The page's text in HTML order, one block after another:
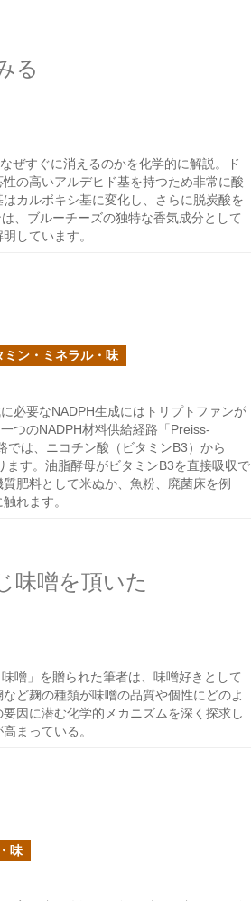
る
ぜすぐに消えるのかを化学的に解説。ド
の高いアルデヒド基を持つため非常に酸
カルボキシ基に変化し、さらに脱炭酸を
、ブルーチーズの独特な香気成分として
しています。
ミン・ミネラル・味
必要なNADPH生成にはトリプトファンが
つのNADPH材料供給経路「Preiss-
は、ニコチン酸（ビタミンB3）から
ます。油脂酵母がビタミンB3を直接吸収で
肥料として米ぬか、魚粉、廃菌床を例
れます。
味噌を頂いた
噌」を贈られた筆者は、味噌好きとして
ど麹の種類が味噌の品質や個性にどのよ
因に潜む化学的メカニズムを深く探求し
まっている。
味